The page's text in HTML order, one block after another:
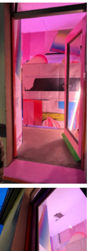
Foto: Ena
Oppenheimer